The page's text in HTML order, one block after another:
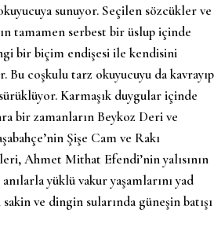
sunuyor. Seçilen sözcükler ve
tamamen serbest bir üslup içinde
bir biçim endişesi ile kendisini
Bu coşkulu tarz okuyucuyu da kavrayıp
Karmaşık duygular içinde
bir zamanların Beykoz Deri ve
Şişe Cam ve Rakı
Ahmet Mithat Efendi’nin yalısının
yüklü vakur yaşamlarını yad
ve dingin sularında güneşin batışı